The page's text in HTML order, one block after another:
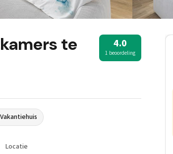
te
4.0
1 beoordeling
Vakantiehuis
Locatie